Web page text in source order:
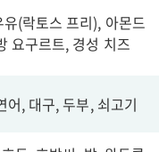
(락토스 프리), 아몬드
요구르트, 경성 치즈
어, 대구, 두부, 쇠고기